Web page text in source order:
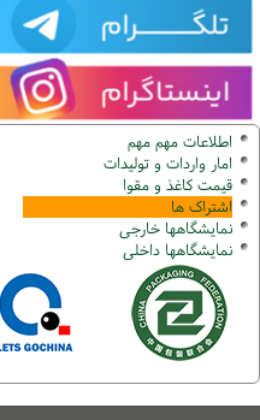
اطلاعات مهم مهم
امار واردات و تولیدات
قیمت کاغذ و مقوا
اشتراک ها
نمایشگاهها خارجی
نمایشگاهها داخلی